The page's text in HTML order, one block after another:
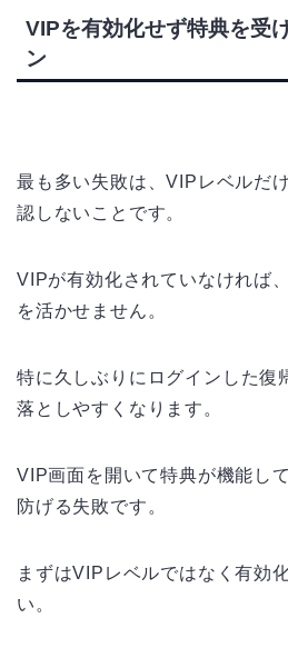
VIPを有効化せず特典を受
ン
最も多い失敗は、VIPレベルだ
認しないことです。
VIPが有効化されていなければ
を活かせません。
特に久しぶりにログインした復
落としやすくなります。
VIP画面を開いて特典が機能し
防げる失敗です。
まずはVIPレベルではなく有効
い。